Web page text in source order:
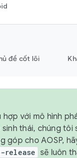
đề cốt lõi
hợp với mô hình
thái, chúng tôi
góp cho AOSP,
release sẽ luôn